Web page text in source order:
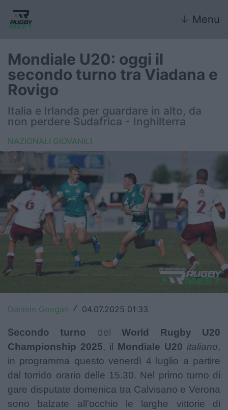
↓ Menu
Nazionale
Nazionali giovanili
Rugby Sevens
FIR
Internazionale
6 Nazioni
United Rugby Championship
Top14
Premiership
Challenge Cup
World Rugby
Rugby World Cup
Super Rugby
Rugby in TV
Mondiale U20: oggi il
secondo turno tra Viadana e
Rovigo
Italia e Irlanda per guardare in alto, da
non perdere Sudafrica - Inghilterra
NAZIONALI GIOVANILI
Daniele Goegan / 04.07.2025 01:33
Secondo turno delWorld Rugby U20
Championship 2025, il Mondiale U20 italiano,
in programma questo venerdì 4 luglio a partire
dal torrido orario delle 15.30. Nel primo turno di
gare disputate domenica tra Calvisano e Verona
sono balzate all'occhio le larghe vittorie di